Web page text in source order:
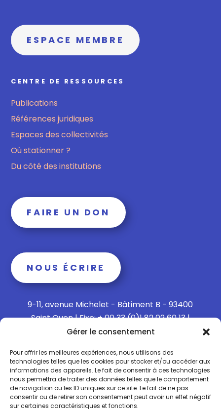
Gérer le consentement
Pour offrir les meilleures expériences, nous utilisons des
technologies telles que les cookies pour stocker et/ou accéder aux
informations des appareils. Le fait de consentir à ces technologies
nous permettra de traiter des données telles que le comportement
de navigation ou les ID uniques sur ce site. Le fait de ne pas
consentir ou de retirer son consentement peut avoir un effet négatif
sur certaines caractéristiques et fonctions.
ESPACE MEMBRE
CENTRE DE RESSOURCES
Publications
Références juridiques
Espaces des collectivités
Où stationner ?
Du côté des institutions
FAIRE UN DON
NOUS ÉCRIRE
9-11, avenue Michelet - Bâtiment B - 93400
Saint Ouen | Fixe: + 00 33 (0)1 82 02 60 13 |
Mobile: + 00 33 (0)6 15 73 65 40
Politique de confidentialité
Politique de Cookies